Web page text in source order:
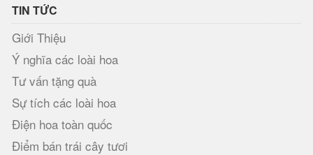
TIN TỨC
Giới Thiệu
Ý nghĩa các loài hoa
Tư vấn tặng quà
Sự tích các loài hoa
Điện hoa toàn quốc
Điểm bán trái cây tươi